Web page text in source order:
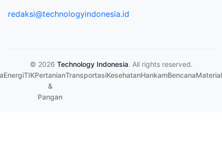
redaksi@technologyindonesia.id
© 2026 Technology Indonesia. All rights reserved.
EnergiTIKPertanian
&
Pangan
TransportasiKesehatanHankamBencanaMaterial